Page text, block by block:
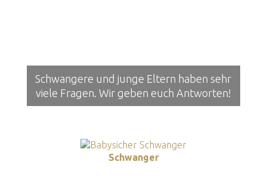
Schwangere und junge Eltern haben sehr
viele Fragen. Wir geben euch Antworten!
Schwanger